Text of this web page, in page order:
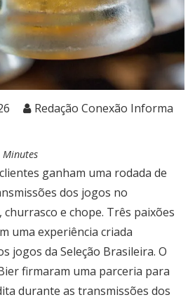
Redação Conexão Informa
Minutes
ganham uma rodada de
dos jogos no
e chope. Três paixões
uma experiência criada
jogos da Seleção Brasileira. O
firmaram uma parceria para
durante as transmissões dos